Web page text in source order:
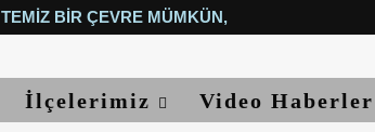
TEMIZ BIR ÇEVRE MÜMKÜN, YETER...
İlçelerimiz Video Haberler